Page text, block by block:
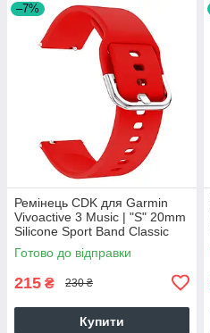
–7%
Ремінець CDK для Garmin
Vivoactive 3 Music | "S" 20mm
Silicone Sport Band Classic
(012194) (red)
Готово до відправки
215 ₴ 230 ₴
Купити